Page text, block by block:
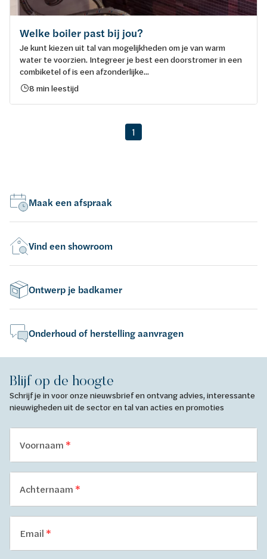
Welke boiler past bij jou?
Je kunt kiezen uit tal van mogelijkheden om je van warm
water te voorzien. Integreer je best een doorstromer in een
combiketel of is een afzonderlijke...
8 min leestijd
1
Maak een afspraak
Vind een showroom
Ontwerp je badkamer
Onderhoud of herstelling aanvragen
Blijf op de hoogte
Schrijf je in voor onze nieuwsbrief en ontvang advies, interessante
nieuwigheden uit de sector en tal van acties en promoties
Voornaam
Achternaam
Email